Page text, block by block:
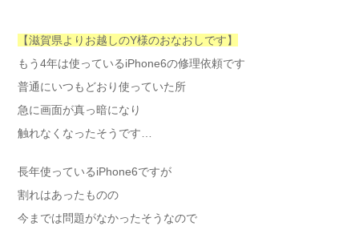
【滋賀県よりお越しのY様のおなおしです】
もう4年は使っているiPhone6の修理依頼です
普通にいつもどおり使っていた所
急に画面が真っ暗になり
触れなくなったそうです…
長年使っているiPhone6ですが
割れはあったものの
今までは問題がなかったそうなので